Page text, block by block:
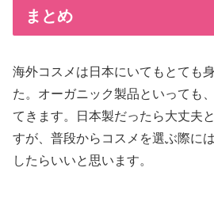
まとめ
海外コスメは日本にいてもとても
た。オーガニック製品といっても
てきます。日本製だったら大丈夫
すが、普段からコスメを選ぶ際に
したらいいと思います。